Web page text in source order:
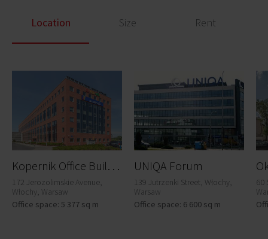
Location Size Rent
K
opernik Office Building E
172 Jerozolimskie Avenue,
Włochy, Warsaw
Office space: 5 377 sq m
UNIQA Forum
139 Jutrzenki Street, Włochy,
Warsaw
Office space: 6 600 sq m
60